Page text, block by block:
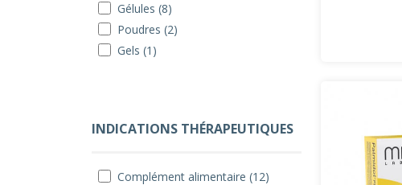
Gélules (8)
Poudres (2)
Gels (1)
INDICATIONS THÉRAPEUTIQUES
Complément alimentaire (12)